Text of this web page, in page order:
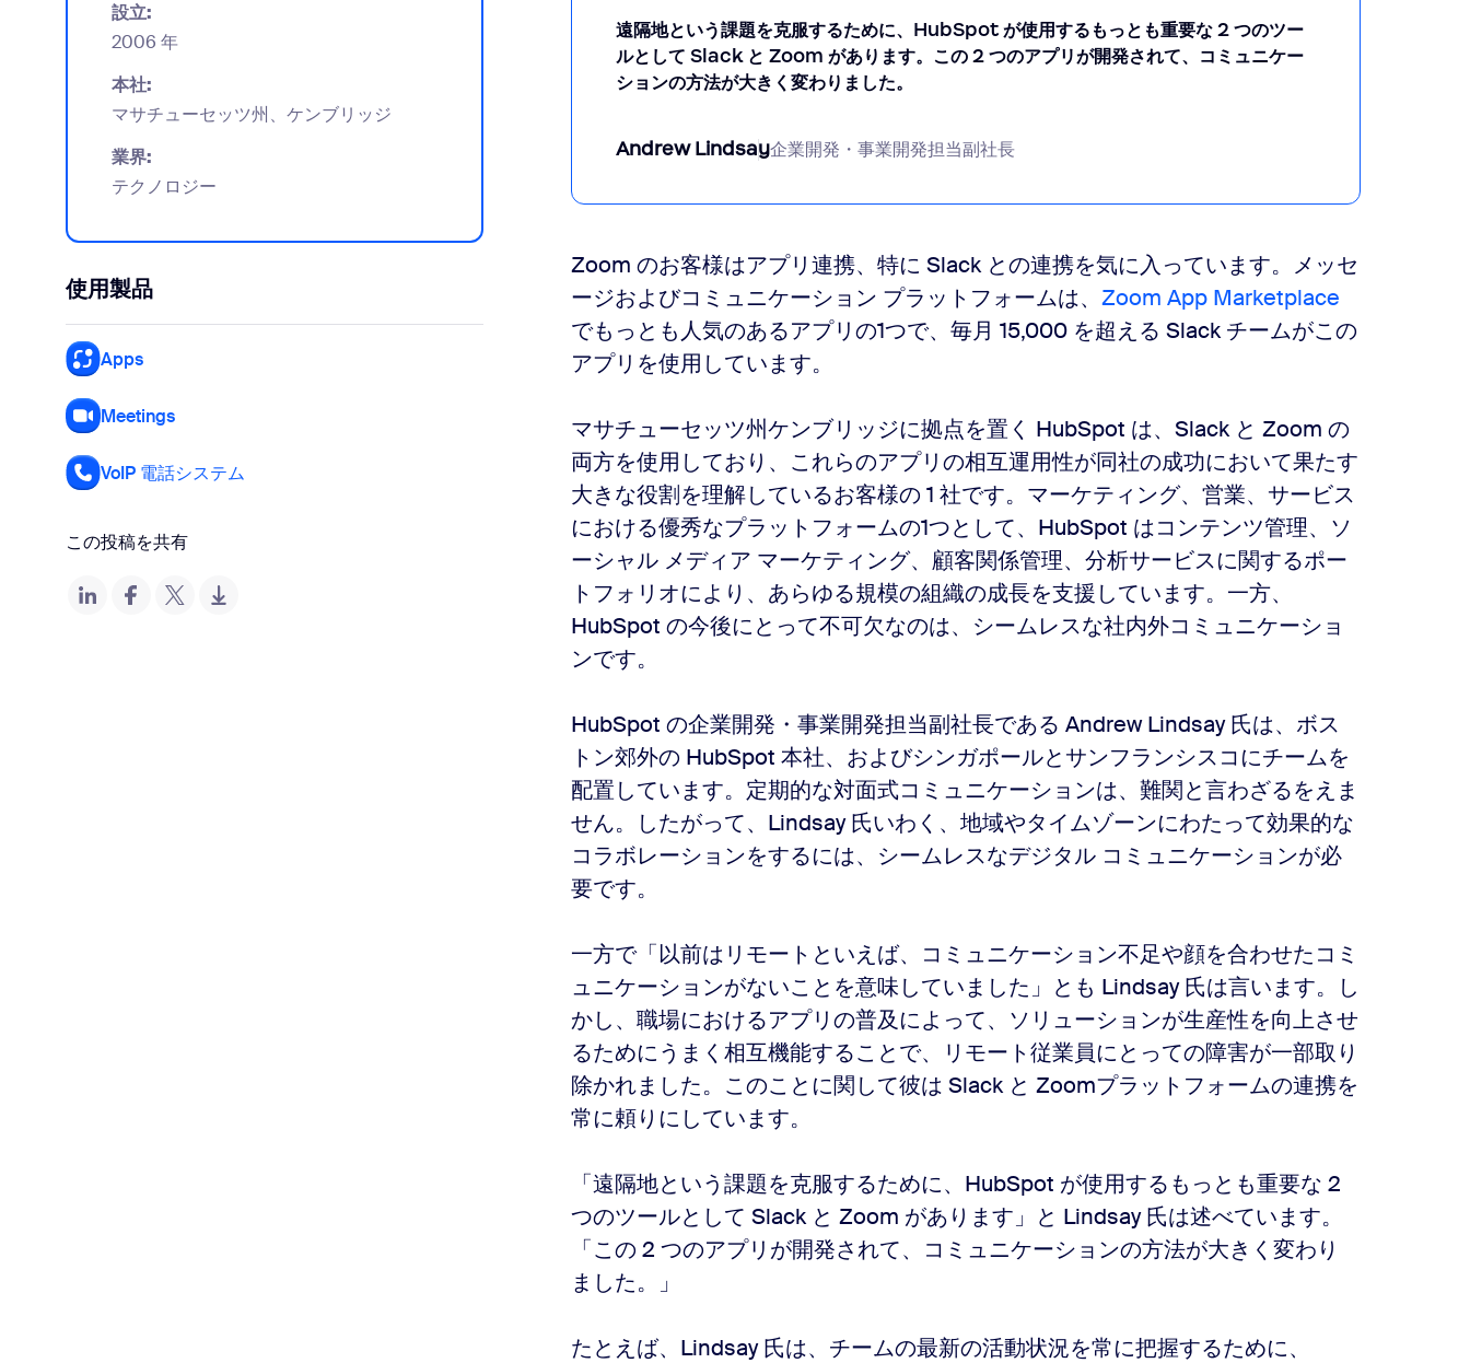
設立:
2006 年
本社:
マサチューセッツ州、ケンブリッジ
業界:
テクノロジー
使用製品
Apps
Meetings
VoIP 電話システム
この投稿を共有
遠隔地という課題を克服するために、HubSpot が使用するもっとも重要な 2 つのツー
ルとして Slack と Zoom があります。この 2 つのアプリが開発されて、コミュニケー
ションの方法が大きく変わりました。
Andrew Lindsay企業開発・事業開発担当副社長
Zoom のお客様はアプリ連携、特に Slack との連携を気に入っています。メッセ
ージおよびコミュニケーション プラットフォームは、Zoom App Marketplace
でもっとも人気のあるアプリの1つで、毎月 15,000 を超える Slack チームがこの
アプリを使用しています。
マサチューセッツ州ケンブリッジに拠点を置く HubSpot は、Slack と Zoom の
両方を使用しており、これらのアプリの相互運用性が同社の成功において果たす
大きな役割を理解しているお客様の 1 社です。マーケティング、営業、サービス
における優秀なプラットフォームの1つとして、HubSpot はコンテンツ管理、ソ
ーシャル メディア マーケティング、顧客関係管理、分析サービスに関するポー
トフォリオにより、あらゆる規模の組織の成長を支援しています。一方、
HubSpot の今後にとって不可欠なのは、シームレスな社内外コミュニケーショ
ンです。
HubSpot の企業開発・事業開発担当副社長である Andrew Lindsay 氏は、ボス
トン郊外の HubSpot 本社、およびシンガポールとサンフランシスコにチームを
配置しています。定期的な対面式コミュニケーションは、難関と言わざるをえま
せん。したがって、Lindsay 氏いわく、地域やタイムゾーンにわたって効果的な
コラボレーションをするには、シームレスなデジタル コミュニケーションが必
要です。
一方で「以前はリモートといえば、コミュニケーション不足や顔を合わせたコミ
ュニケーションがないことを意味していました」とも Lindsay 氏は言います。し
かし、職場におけるアプリの普及によって、ソリューションが生産性を向上させ
るためにうまく相互機能することで、リモート従業員にとっての障害が一部取り
除かれました。このことに関して彼は Slack と Zoomプラットフォームの連携を
常に頼りにしています。
「遠隔地という課題を克服するために、HubSpot が使用するもっとも重要な 2
つのツールとして Slack と Zoom があります」と Lindsay 氏は述べています。
「この 2 つのアプリが開発されて、コミュニケーションの方法が大きく変わり
ました。」
たとえば、Lindsay 氏は、チームの最新の活動状況を常に把握するために、